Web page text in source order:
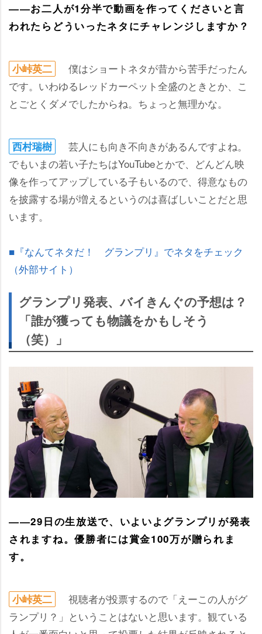
――お二人が1分半で動画を作ってくださいと言
われたらどういったネタにチャレンジしますか？
小峠英二
僕はショートネタが昔から苦手だったん
です。いわゆるレッドカーペット全盛のときとか、こ
とごとくダメでしたからね。ちょっと無理かな。
西村瑞樹
芸人にも向き不向きがあるんですよね。
でもいまの若い子たちはYouTubeとかで、どんどん映
像を作ってアップしている子もいるので、得意なもの
を披露する場が増えるというのは喜ばしいことだと思
います。
■『なんてネタだ！ グランプリ』でネタをチェック
（外部サイト）
グランプリ発表、バイきんぐの予想は？
「誰が獲っても物議をかもしそう
（笑）」
――29日の生放送で、いよいよグランプリが発表
されますね。優勝者には賞金100万が贈られま
す。
小峠英二
視聴者が投票するので「えーこの人がグ
ランプリ？」ということはないと思います。観ている